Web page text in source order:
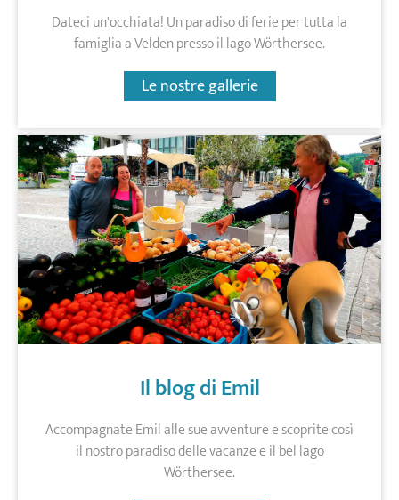
Dateci un'occhiata! Un paradiso di ferie per tutta la
famiglia a Velden presso il lago Wörthersee.
Le nostre gallerie
Il blog di Emil
Accompagnate Emil alle sue avventure e scoprite così
il nostro paradiso delle vacanze e il bel lago
Wörthersee.